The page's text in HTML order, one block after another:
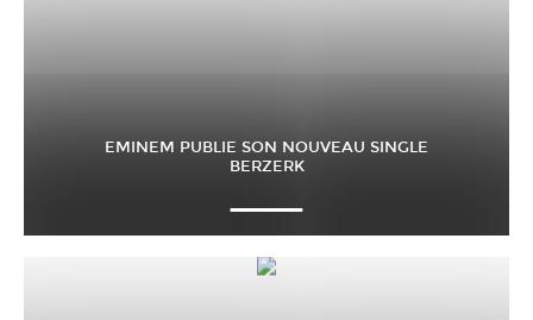
EMINEM PUBLIE SON NOUVEAU SINGLE
BERZERK